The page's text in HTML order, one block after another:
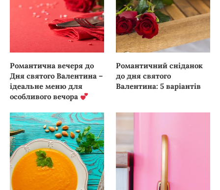
Романтична вечеря до
Дня святого Валентина –
ідеальне меню для
особливого вечора
Романтичний сніданок
до дня святого
Валентина: 5 варіантів